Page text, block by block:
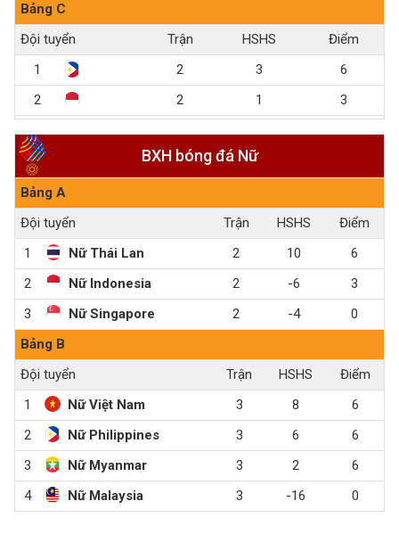
Bảng C
Đội tuyển
Trận HSHS
Điểm
1
2 3
6
2
2 1
3
3
2 -4 0
BXH bóng đá Nữ
Bảng A
Đội tuyển
Trận HSHS
Điểm
1
Nữ Thái Lan 2 10
6
2
Nữ Indonesia 2 -6
3
3
Nữ Singapore 2 -4
0
Bảng B
Đội tuyển
Trận HSHS
Điểm
1
Nữ Việt Nam 3 8
6
2
Nữ Philippines 3 6
6
3
Nữ Myanmar 3 2
6
4
Nữ Malaysia 3 -16 0